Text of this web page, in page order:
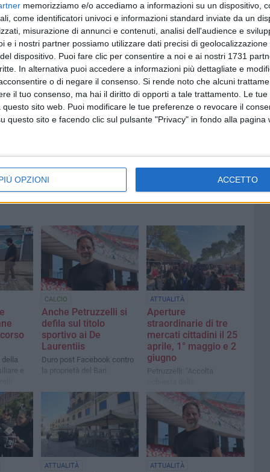
memorizziamo e/o accediamo a informazioni su un dispositivo,
come identificatori univoci e informazioni standard inviate da un
misurazione di annunci e contenuti, analisi dell'audience e
e i nostri partner possiamo utilizzare dati precisi di
dispositivo. Puoi fare clic per consentire a noi e ai nostri 1731
In alternativa puoi accedere a informazioni più dettagliate e
o di negare il consenso. Si rende noto che alcuni
il tuo consenso, ma hai il diritto di opporti a tale trattamento. Le
sito web. Puoi modificare le tue preferenze o revocare il
questo sito e facendo clic sul pulsante "Privacy" in fondo alla pagina
OPZIONI ACCETTO
6 AGOSTO 2026
Bimba di 6 anni precipita dalla
finestra di casa: è grave al
Policlinico di Bari
e
CALCIO
Anche Petruzzelli si
defila sul titolo
sportivo ai De
Laurentiis
Duro post Facebook contro
la proprietà del Bari
ATTUALITÀ
Aperture
straordinarie di tre
mercati cittadini il 25
aprile, 1° maggio e 2
giugno
Petruzzelli: "Accolta
organizzazioni di categoria"
ATTUALITÀ ATTUALITÀ